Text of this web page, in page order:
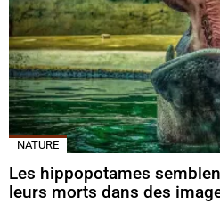
NATURE
Les hippopotames
leurs morts dans des